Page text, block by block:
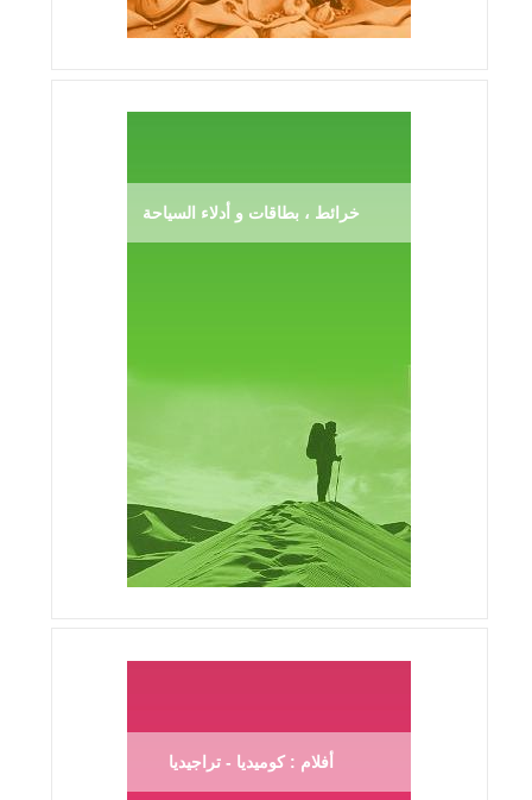
خرائط ، بطاقات و أدلاء السياحة
أفلام : كوميديا - تراجيديا